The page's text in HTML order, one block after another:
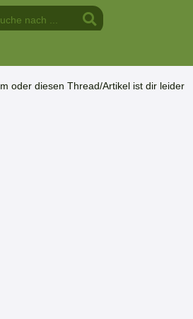
oder diesen Thread/Artikel ist dir leider